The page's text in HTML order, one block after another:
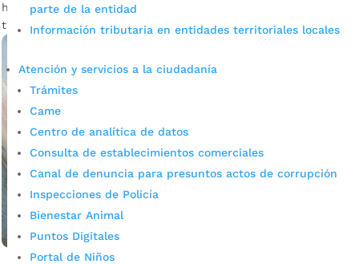
parte de la entidad
Información tributaria en entidades territoriales locales
Atención y servicios a la ciudadanía
Trámites
Came
Centro de analítica de datos
Consulta de establecimientos comerciales
Canal de denuncia para presuntos actos de corrupción
Inspecciones de Policía
Bienestar Animal
Puntos Digitales
Portal de Niños
hablar, sin embargo, es necesario tener clara toda la
tramitología al respecto.